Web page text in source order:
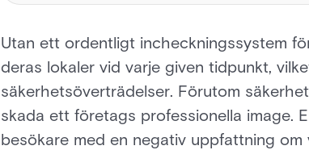
Utan ett ordentligt incheckningssystem
deras lokaler vid varje given tidpunkt,
säkerhetsöverträdelser. Förutom
skada ett företags professionella image.
besökare med en negativ uppfattning